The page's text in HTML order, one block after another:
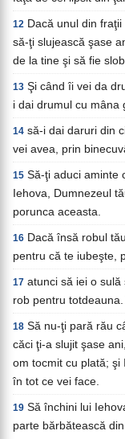
12 Dacă unul din
să-ţi slujească şase
de la tine şi să fie
13 Şi când îi vei da
i dai drumul cu mâna
14 să-i dai daruri din
vei avea, prin
15 Să-ţi aduci aminte
Iehova, Dumnezeul
porunca aceasta.
16 Dacă însă robul
pentru că te iubeşte,
17 atunci să iei o
rob pentru
18 Să nu-ţi pară rău
căci ţi-a slujit şase
om tocmit cu plată; şi
în tot ce vei face.
19 Să închini lui
parte bărbătească